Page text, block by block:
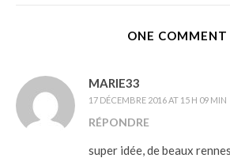
ONE COMMENT
MARIE33
17 DÉCEMBRE 2016 AT 15 H 09 MIN
RÉPONDRE
super idée, de beaux